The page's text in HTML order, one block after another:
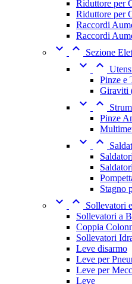
Riduttore per
Riduttore per
Raccordi
Raccordi
  Sezione
 
Pinze e
Giraviti
 
Pinze
 
Stagno
 
Sollevatori
Sollevatori a
Coppia
Sollevatori
Leve disarmo
Leve per
Leve per
Leve